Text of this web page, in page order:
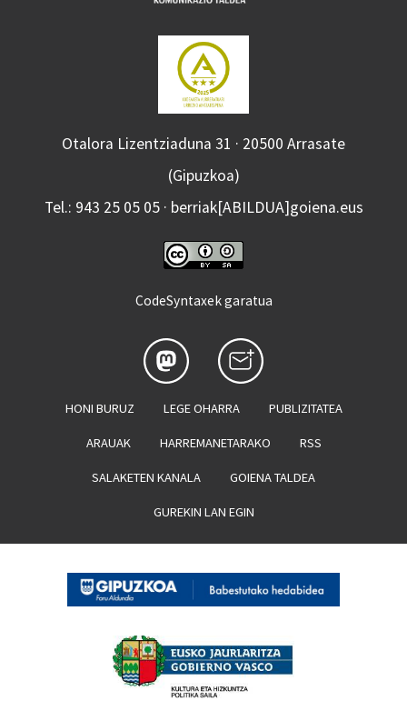
Otalora Lizentziaduna 31 · 20500 Arrasate
(Gipuzkoa)
Tel.: 943 25 05 05 · berriak[ABILDUA]goiena.eus
CodeSyntaxek garatua
HONI BURUZ LEGE OHARRA PUBLIZITATEA
ARAUAK HARREMANETARAKO RSS
SALAKETEN KANALA GOIENA TALDEA
GUREKIN LAN EGIN